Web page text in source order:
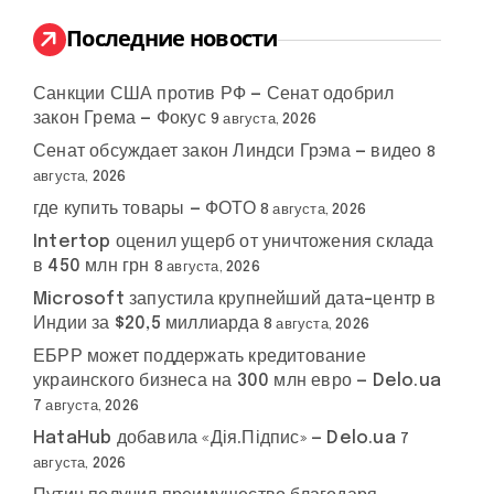
:
Последние новости
Санкции США против РФ — Сенат одобрил
закон Грема — Фокус 9 августа, 2026
Сенат обсуждает закон Линдси Грэма — видео 8
августа, 2026
где купить товары — ФОТО 8 августа, 2026
Intertop оценил ущерб от уничтожения склада
в 450 млн грн 8 августа, 2026
Microsoft запустила крупнейший дата-центр в
Индии за $20,5 миллиарда 8 августа, 2026
ЕБРР может поддержать кредитование
украинского бизнеса на 300 млн евро — Delo.ua
7 августа, 2026
HataHub добавила «Дія.Підпис» — Delo.ua 7
августа, 2026